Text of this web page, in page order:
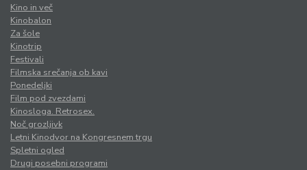
Kino in več
Kinobalon
Za šole
Kinotrip
Festivali
Filmska srečanja ob kavi
Ponedeljki
Film pod zvezdami
Kinosloga. Retrosex.
Noč grozljivk
Letni Kinodvor na Kongresnem trgu
Spletni ogled
Drugi posebni programi